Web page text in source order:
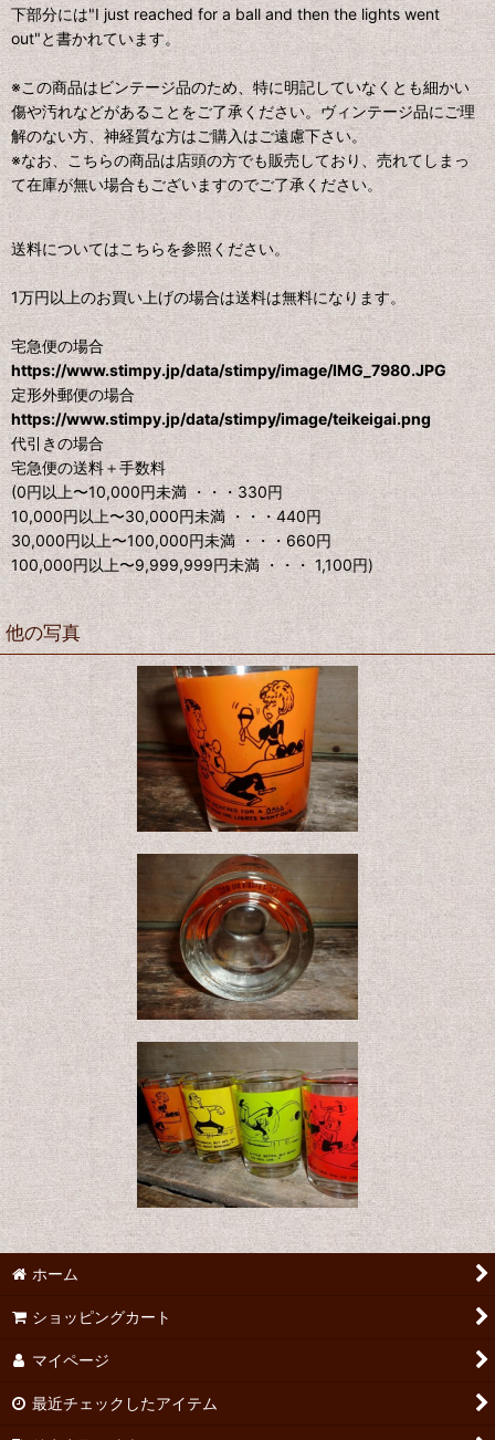
下部分には"I just reached for a ball and then the lights went
out"と書かれています。
※この商品はビンテージ品のため、特に明記していなくとも細かい
傷や汚れなどがあることをご了承ください。ヴィンテージ品にご理
解のない方、神経質な方はご購入はご遠慮下さい。
※なお、こちらの商品は店頭の方でも販売しており、売れてしまっ
て在庫が無い場合もございますのでご了承ください。
送料についてはこちらを参照ください。
1万円以上のお買い上げの場合は送料は無料になります。
宅急便の場合
https://www.stimpy.jp/data/stimpy/image/IMG_7980.JPG
定形外郵便の場合
https://www.stimpy.jp/data/stimpy/image/teikeigai.png
代引きの場合
宅急便の送料＋手数料
(0円以上〜10,000円未満 ・・・330円
10,000円以上〜30,000円未満 ・・・440円
30,000円以上〜100,000円未満 ・・・660円
100,000円以上〜9,999,999円未満 ・・・ 1,100円)
他の写真
ホーム
ショッピングカート
マイページ
最近チェックしたアイテム